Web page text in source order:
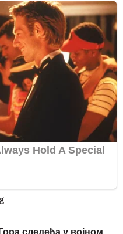
следећа у војном